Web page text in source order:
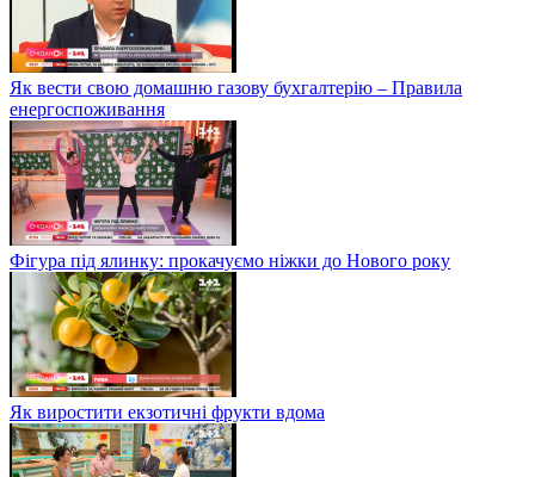
Як вести свою домашню газову бухгалтерію – Правила
енергоспоживання
Фігура під ялинку: прокачуємо ніжки до Нового року
Як виростити екзотичні фрукти вдома